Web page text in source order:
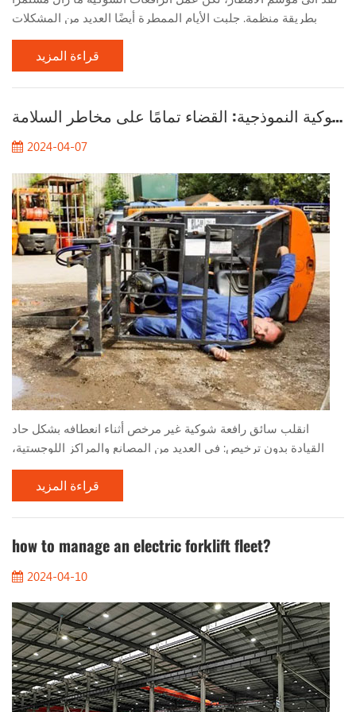
بطريقة منظمة. جلبت الأيام الممطرة أيضًا العديد من المشكلات
لعمل الرافعات الشوكية. دعونا نتحدث عن المشكلات التي يجب
راقب حالة الطريق عند العمل في الأيام الممطرة، يجب الانتباه إلى
حالة سطح الطريق، خاصة في الأماكن ذات الطين الكثيف بشكل
خاص. بعد هطول أمطار غزيرة، يصبح الطين رط...
قراءة المزيد
تحليل حالات حوادث الرافعات الشوكية النموذجية: القضاء تمامًا على مخاطر السلامة
2024-04-07
انقلب سائق رافعة شوكية غير مرخص أثناء انعطافه بشكل حاد
القيادة بدون ترخيص: في العديد من المصانع والمراكز اللوجستية،
وبسبب احتياجات الإنتاج العاجلة، يتم أحيانًا تعيين العمال الذين
يفتقرون إلى التدريب المؤهل والمؤهلات لتشغيل الرافعات الشوكية .
ويفتقر هؤلاء السائقون غير المرخصين إلى الفهم والمهارات
الأساسية في تشغيل الرافعة الشوكية، مما يؤدي إلى سلوك قيادة
غير لائق. منعطف سريع جدًا وحاد جدًا: في بيئة...
قراءة المزيد
how to manage an electric forklift fleet?
2024-04-10